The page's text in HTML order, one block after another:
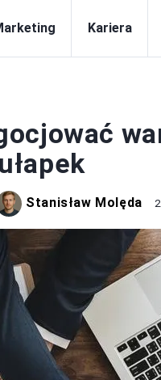
Kariera
Stanisław Molęda